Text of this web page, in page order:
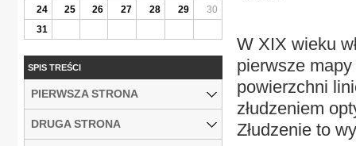
W XIX wieku
pierwsze
powierzchni
złudzeniem
Złudzenie to
24
25 26 27 28 29
30
31
SPIS TREŚCI
PIERWSZA STRONA
DRUGA STRONA